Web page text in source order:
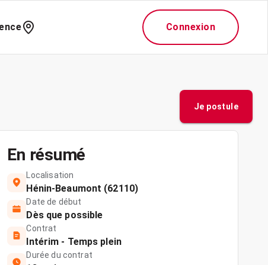
Connexion
Je postule
En résumé
Localisation
Hénin-Beaumont (62110)
Date de début
Dès que possible
Contrat
Intérim - Temps plein
Durée du contrat